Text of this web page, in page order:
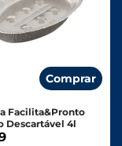
Comprar
Facilita&Pronto
Descartável 4l